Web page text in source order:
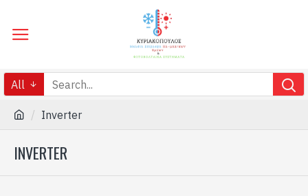
All
Inverter
INVERTER